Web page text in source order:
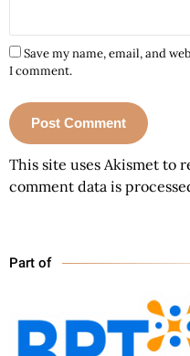
Save my name, email, and
I comment.
This site uses Akismet to
comment data is
Part of